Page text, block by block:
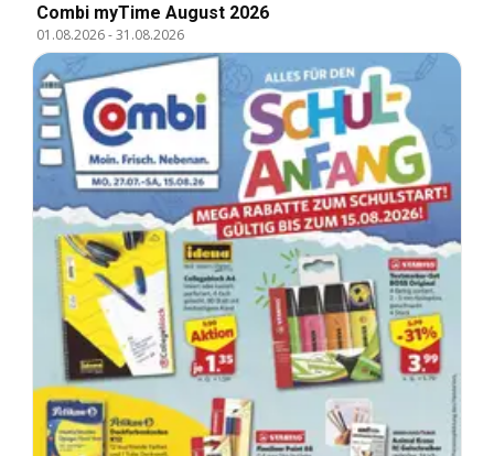
Combi myTime August 2026
01.08.2026-31.08.2026